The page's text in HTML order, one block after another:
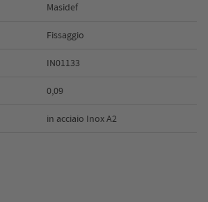
Masidef
Fissaggio
IN01133
0,09
in acciaio Inox A2